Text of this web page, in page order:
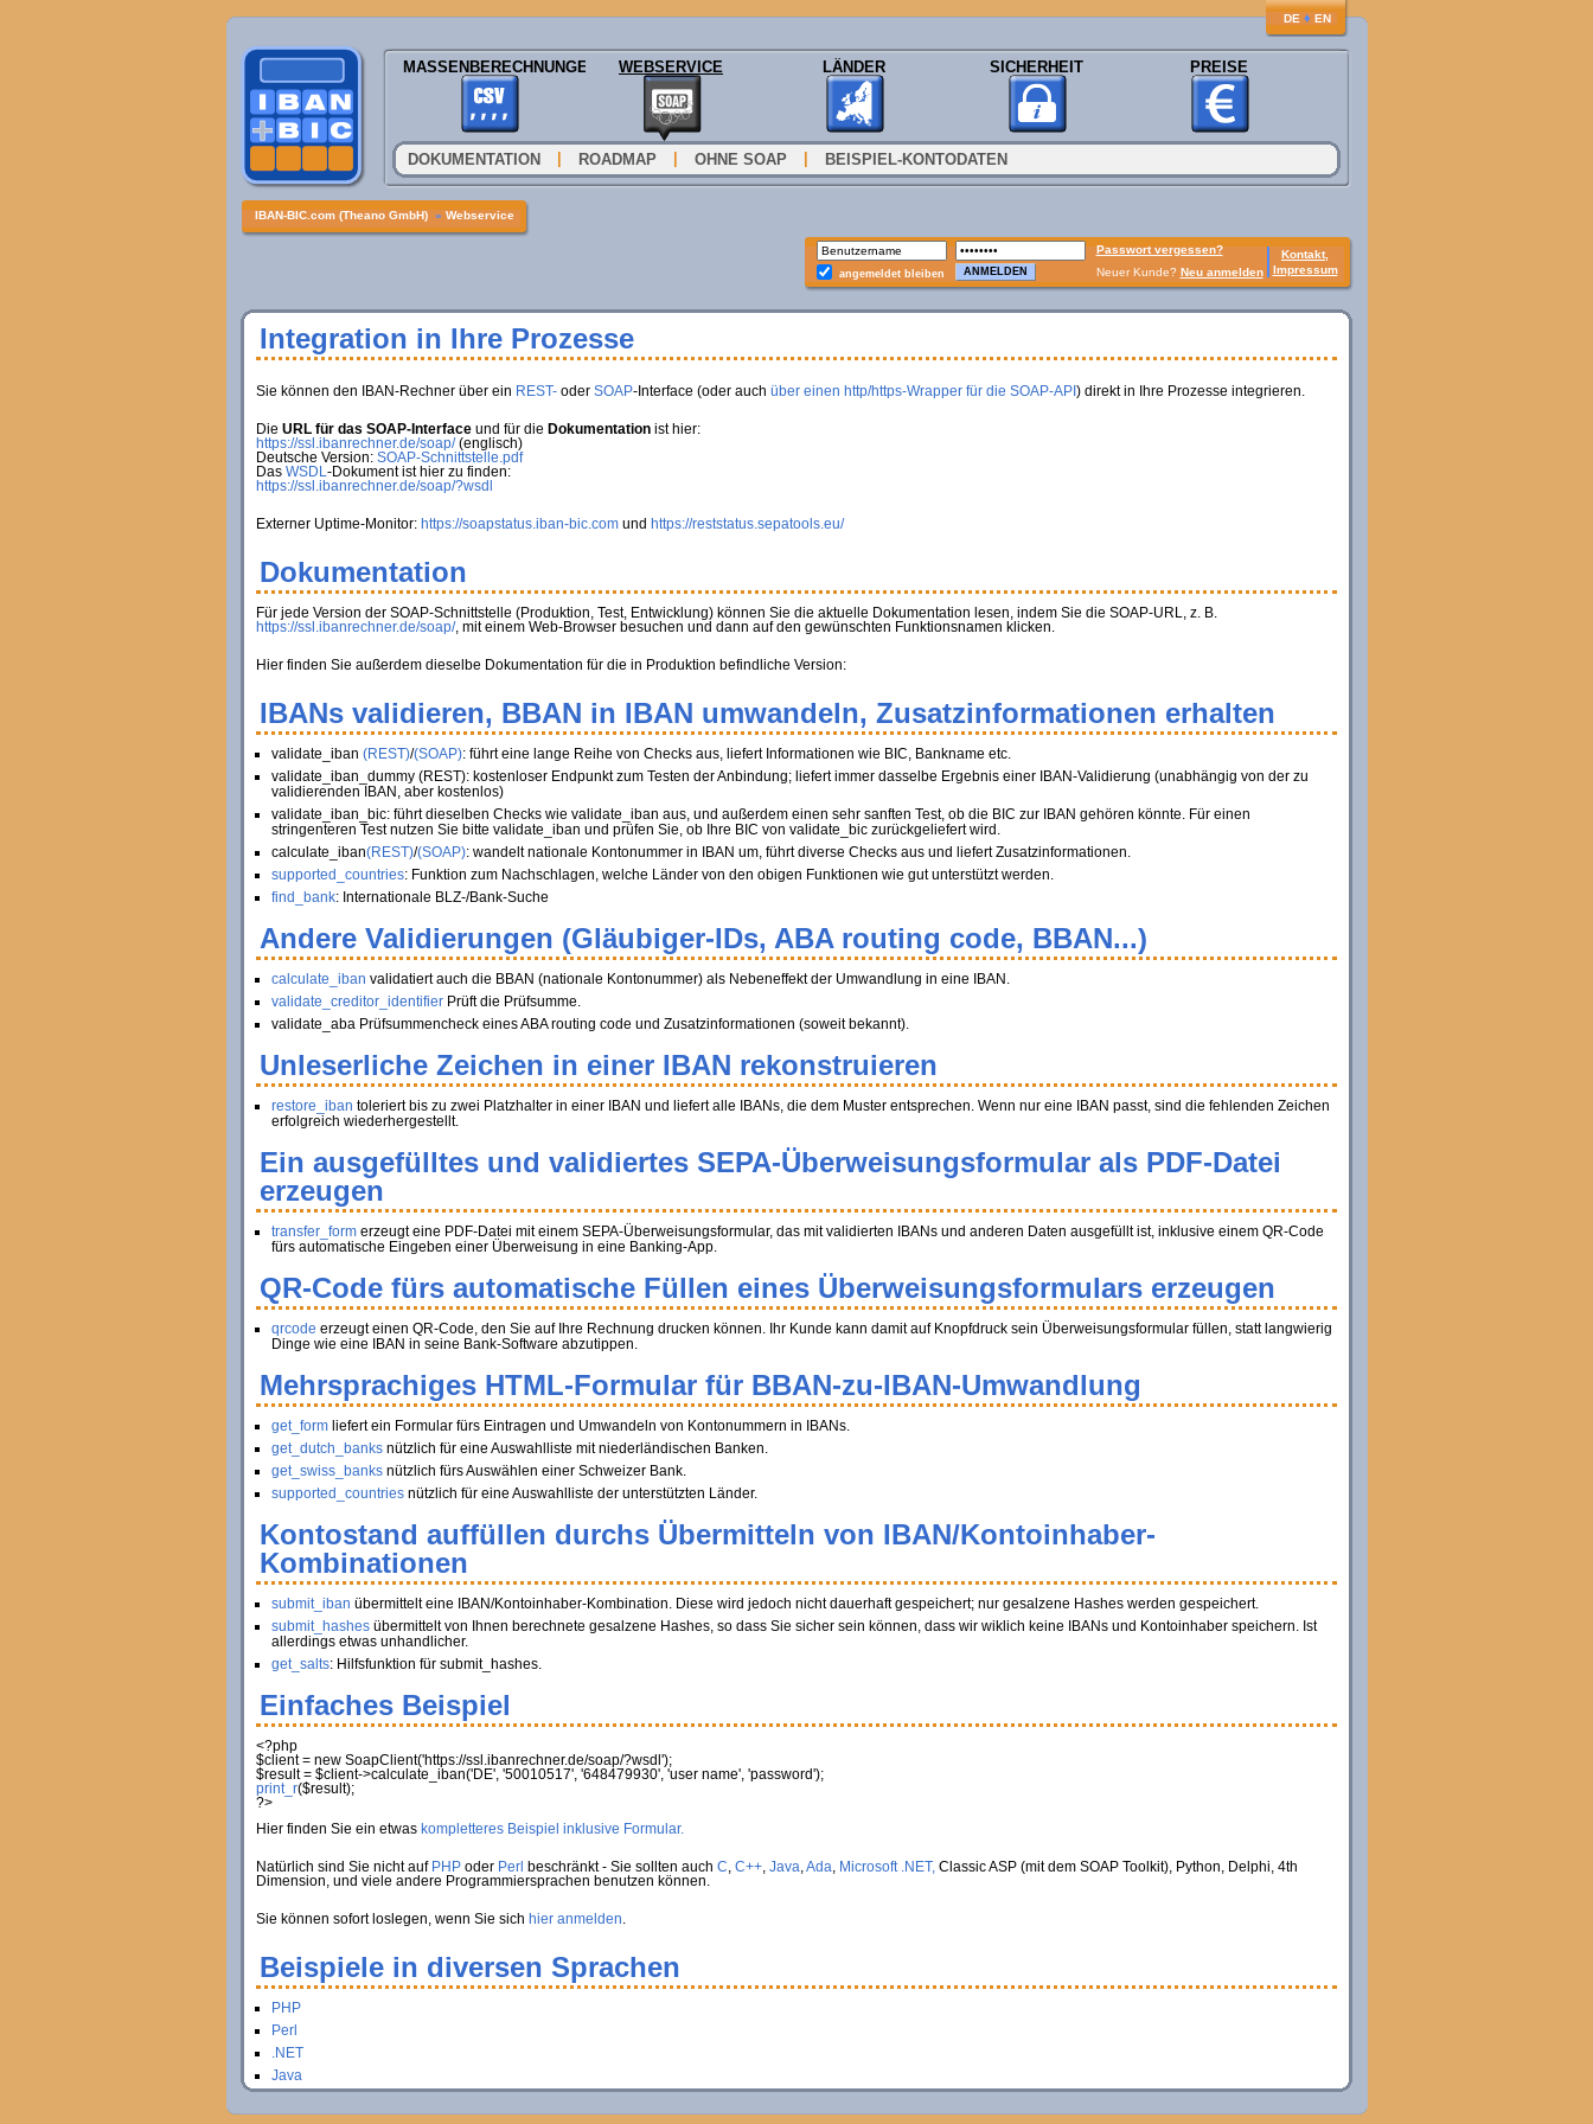
DE ♦ EN
MASSENBERECHNUNGEN WEBSERVICE LÄNDER SICHERHEIT PREISE
DOKUMENTATION ROADMAP OHNE SOAP BEISPIEL-KONTODATEN
IBAN-BIC.com (Theano GmbH) » Webservice
Passwort vergessen?
Kontakt,
Impressum
angemeldet bleiben Neuer Kunde? Neu anmelden
Integration in Ihre Prozesse
Sie können den IBAN-Rechner über ein REST-oder SOAP-Interface (oder auch über einen http/https-Wrapper für die SOAP-API ) direkt in Ihre Prozesse integrieren.
Die URL für das SOAP-Interfaceund für die Dokumentationist hier:
https://ssl.ibanrechner.de/soap/(englisch)
Deutsche Version: SOAP-Schnittstelle.pdf
Das WSDL-Dokument ist hier zu finden:
https://ssl.ibanrechner.de/soap/?wsdl
Externer Uptime-Monitor: https://soapstatus.iban-bic.comund https://reststatus.sepatools.eu/
Dokumentation
Für jede Version der SOAP-Schnittstelle (Produktion, Test, Entwicklung) können Sie die aktuelle Dokumentation lesen, indem Sie die SOAP-URL, z. B.
https://ssl.ibanrechner.de/soap/, mit einem Web-Browser besuchen und dann auf den gewünschten Funktionsnamen klicken.
Hier finden Sie außerdem dieselbe Dokumentation für die in Produktion befindliche Version:
IBANs validieren, BBAN in IBAN umwandeln, Zusatzinformationen erhalten
validate_iban (REST)/(SOAP): führt eine lange Reihe von Checks aus, liefert Informationen wie BIC, Bankname etc.
validate_iban_dummy (REST): kostenloser Endpunkt zum Testen der Anbindung; liefert immer dasselbe Ergebnis einer IBAN-Validierung (unabhängig von der zu
validierenden IBAN, aber kostenlos)
validate_iban_bic: führt dieselben Checks wie validate_iban aus, und außerdem einen sehr sanften Test, ob die BIC zur IBAN gehören könnte. Für einen
stringenteren Test nutzen Sie bitte validate_iban und prüfen Sie, ob Ihre BIC von validate_bic zurückgeliefert wird.
calculate_iban(REST)/(SOAP): wandelt nationale Kontonummer in IBAN um, führt diverse Checks aus und liefert Zusatzinformationen.
supported_countries: Funktion zum Nachschlagen, welche Länder von den obigen Funktionen wie gut unterstützt werden.
find_bank: Internationale BLZ-/Bank-Suche
Andere Validierungen (Gläubiger-IDs, ABA routing code, BBAN...)
calculate_iban validatiert auch die BBAN (nationale Kontonummer) als Nebeneffekt der Umwandlung in eine IBAN.
validate_creditor_identifierPrüft die Prüfsumme.
validate_aba Prüfsummencheck eines ABA routing code und Zusatzinformationen (soweit bekannt).
Unleserliche Zeichen in einer IBAN rekonstruieren
restore_iban toleriert bis zu zwei Platzhalter in einer IBAN und liefert alle IBANs, die dem Muster entsprechen. Wenn nur eine IBAN passt, sind die fehlenden Zeichen
erfolgreich wiederhergestellt.
Ein ausgefülltes und validiertes SEPA-Überweisungsformular als PDF-Datei
erzeugen
transfer_formerzeugt eine PDF-Datei mit einem SEPA-Überweisungsformular, das mit validierten IBANs und anderen Daten ausgefüllt ist, inklusive einem QR-Code
fürs automatische Eingeben einer Überweisung in eine Banking-App.
QR-Code fürs automatische Füllen eines Überweisungsformulars erzeugen
qrcode erzeugt einen QR-Code, den Sie auf Ihre Rechnung drucken können. Ihr Kunde kann damit auf Knopfdruck sein Überweisungsformular füllen, statt langwierig
Dinge wie eine IBAN in seine Bank-Software abzutippen.
Mehrsprachiges HTML-Formular für BBAN-zu-IBAN-Umwandlung
get_formliefert ein Formular fürs Eintragen und Umwandeln von Kontonummern in IBANs.
get_dutch_banksnützlich für eine Auswahlliste mit niederländischen Banken.
get_swiss_banksnützlich fürs Auswählen einer Schweizer Bank.
supported_countriesnützlich für eine Auswahlliste der unterstützten Länder.
Kontostand auffüllen durchs Übermitteln von IBAN/Kontoinhaber-
Kombinationen
submit_iban übermittelt eine IBAN/Kontoinhaber-Kombination. Diese wird jedoch nicht dauerhaft gespeichert; nur gesalzene Hashes werden gespeichert.
submit_hashesübermittelt von Ihnen berechnete gesalzene Hashes, so dass Sie sicher sein können, dass wir wiklich keine IBANs und Kontoinhaber speichern. Ist
allerdings etwas unhandlicher.
get_salts: Hilfsfunktion für submit_hashes.
Einfaches Beispiel
<?php
$client= newSoapClient('https://ssl.ibanrechner.de/soap/?wsdl');
$result= $client->calculate_iban('DE', '50010517', '648479930', 'user name', 'password');
print_r($result);
?>
Hier finden Sie ein etwas kompletteres Beispiel inklusive Formular.
Natürlich sind Sie nicht auf PHPoder Perl beschränkt - Sie sollten auch C, C++, Java,Ada, Microsoft .NET,Classic ASP (mit dem SOAP Toolkit), Python, Delphi, 4th
Dimension, und viele andere Programmiersprachen benutzen können.
Sie können sofort loslegen, wenn Sie sich hier anmelden.
Beispiele in diversen Sprachen
PHP
Perl
.NET
Java